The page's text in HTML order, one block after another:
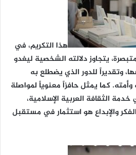
هذا التكريم، في
يتجاوز دلالته الشخصية ليغدو
وتقديراً للدور الذي يضطلع به
كما يمثل حافزاً معنوياً لمواصلة
الثقافة العربية الإسلامية،
والإبداع هو استثمار في مستقبل